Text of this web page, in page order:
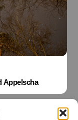
Appelscha